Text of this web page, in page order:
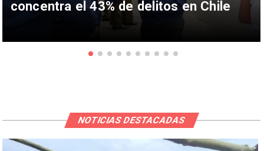
concentra el 43% de delitos en Chile
NOTICIAS DESTACADAS